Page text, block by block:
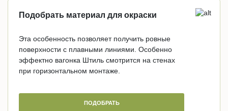
Подобрать материал для окраски
Эта особенность позволяет получить ровные
поверхности с плавными линиями. Особенно
эффектно вагонка Штиль смотрится на стенах
при горизонтальном монтаже.
ПОДОБРАТЬ